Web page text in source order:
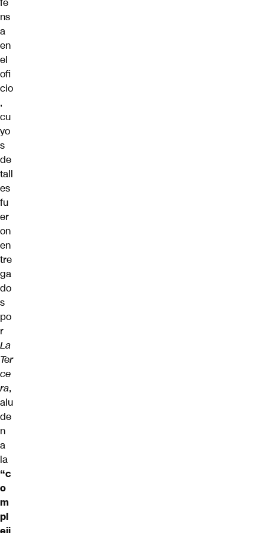
ns
a
en
el
ofi
cio
,
cu
yo
s
de
tall
es
fu
er
on
en
tre
ga
do
s
po
r
La
Ter
ce
ra,
alu
de
n
a
la
“c
o
m
pl